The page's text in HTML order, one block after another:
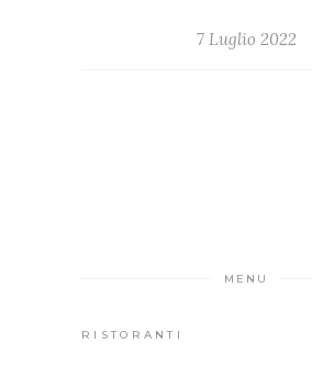
7 Luglio 2022
MENU
RISTORANTI